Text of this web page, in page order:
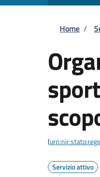
Home /
(
Servizio attivo